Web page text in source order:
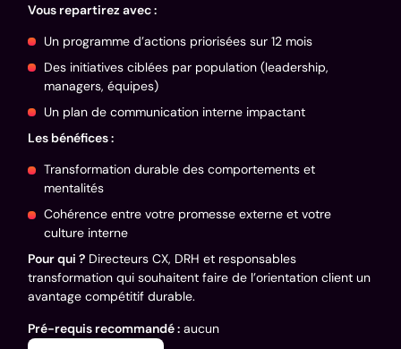
Vous repartirez avec :
Un programme d’actions priorisées sur 12 mois
Des initiatives ciblées par population (leadership,
managers, équipes)
Un plan de communication interne impactant
Les bénéfices :
Transformation durable des comportements et
mentalités
Cohérence entre votre promesse externe et votre
culture interne
Pour qui ? Directeurs CX, DRH et responsables
transformation qui souhaitent faire de l’orientation client un
avantage compétitif durable.
Pré-requis recommandé : aucun